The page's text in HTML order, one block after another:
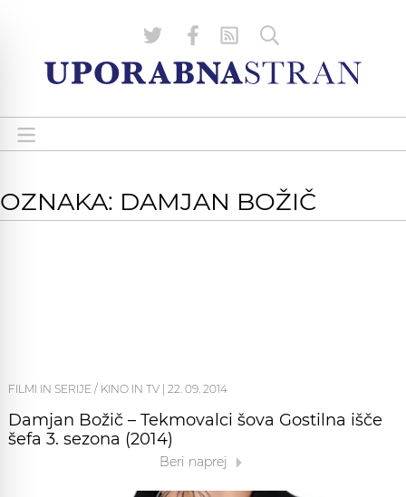
OZNAKA: DAMJAN BOŽIČ
FILMI IN SERIJE / KINO IN TV 22. 09. 2014
Damjan Božič – Tekmovalci šova Gostilna išče
šefa 3. sezona (2014)
Beri naprej